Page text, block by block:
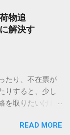
物追
解決す
たり、不在票が
りすると、少し
取りたいけれ
はずです。 福山
READ MORE